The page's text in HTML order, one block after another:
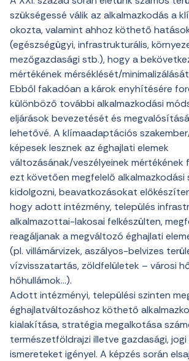
szükségessé válik az alkalmazkodás a
okozta, valamint ahhoz köthető
(egészségügyi, infrastrukturális,
mezőgazdasági stb.), hogy a
mértékének mérséklését/
Ebből fakadóan a károk enyhítésére
különböző további alkalmazkodási
eljárások bevezetését és
lehetővé. A klímaadaptációs
képesek lesznek az éghajlati elemek
változásának/veszélyeinek mértékének
ezt követően megfelelő
kidolgozni, beavatkozásokat
hogy adott intézmény, település
alkalmazottai-lakosai felkészülten,
reagáljanak a megváltozó éghajlati
(pl. villámárvizek, aszályos-belvizes
vízvisszatartás, zöldfelületek – városi
hőhullámok…).
Adott intézményi, települési szinten
éghajlatváltozáshoz köthető
kialakítása, stratégia megalkotása
természetföldrajzi illetve gazdasági,
ismereteket igényel. A képzés során